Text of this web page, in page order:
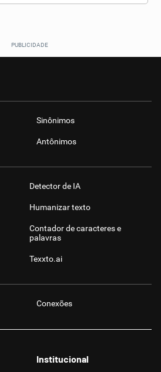
Sinônimos
Antônimos
Detector de IA
Humanizar texto
Contador de caracteres e
palavras
Texxto.ai
Conexões
Institucional